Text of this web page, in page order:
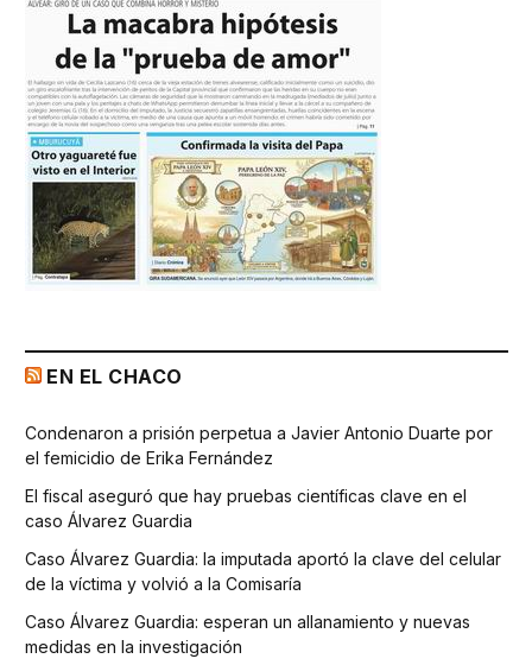
EN EL CHACO
Condenaron a prisión perpetua a Javier Antonio Duarte por
el femicidio de Erika Fernández
El fiscal aseguró que hay pruebas científicas clave en el
caso Álvarez Guardia
Caso Álvarez Guardia: la imputada aportó la clave del celular
de la víctima y volvió a la Comisaría
Caso Álvarez Guardia: esperan un allanamiento y nuevas
medidas en la investigación